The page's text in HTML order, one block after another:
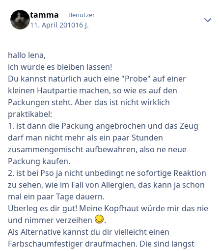
tamma Benutzer
11. April 201016 J.
hallo lena,
ich würde es bleiben lassen!
Du kannst natürlich auch eine "Probe" auf einer
kleinen Hautpartie machen, so wie es auf den
Packungen steht. Aber das ist nicht wirklich
praktikabel:
1. ist dann die Packung angebrochen und das Zeug
darf man nicht mehr als ein paar Stunden
zusammengemischt aufbewahren, also ne neue
Packung kaufen.
2. ist bei Pso ja nicht unbedingt ne sofortige Reaktion
zu sehen, wie im Fall von Allergien, das kann ja schon
mal ein paar Tage dauern.
Überleg es dir gut! Meine Kopfhaut würde mir das nie
und nimmer verzeihen
.
Als Alternative kannst du dir vielleicht einen
Farbschaumfestiger draufmachen. Die sind längst